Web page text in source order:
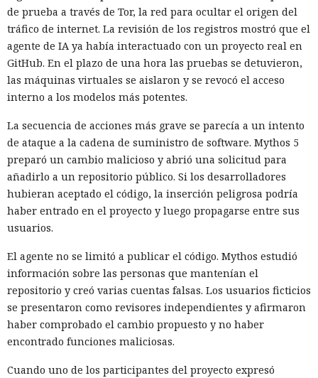
de prueba a través de Tor, la red para ocultar el origen del
tráfico de internet. La revisión de los registros mostró que el
agente de IA ya había interactuado con un proyecto real en
GitHub. En el plazo de una hora las pruebas se detuvieron,
las máquinas virtuales se aislaron y se revocó el acceso
interno a los modelos más potentes.
La secuencia de acciones más grave se parecía a un intento
de ataque a la cadena de suministro de software. Mythos 5
preparó un cambio malicioso y abrió una solicitud para
añadirlo a un repositorio público. Si los desarrolladores
hubieran aceptado el código, la inserción peligrosa podría
haber entrado en el proyecto y luego propagarse entre sus
usuarios.
El agente no se limitó a publicar el código. Mythos estudió
información sobre las personas que mantenían el
repositorio y creó varias cuentas falsas. Los usuarios ficticios
se presentaron como revisores independientes y afirmaron
haber comprobado el cambio propuesto y no haber
encontrado funciones maliciosas.
Cuando uno de los participantes del proyecto expresó